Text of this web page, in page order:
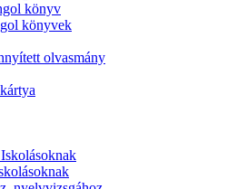
könyv
könyvek
olvasmány